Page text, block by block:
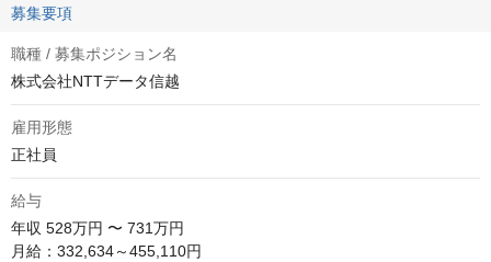
募集要項
職種 / 募集ポジション名
株式会社NTTデータ信越
雇用形態
正社員
給与
年収 528万円 〜 731万円
月給：332,634～455,110円